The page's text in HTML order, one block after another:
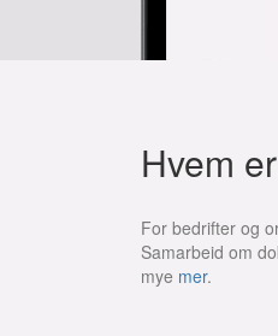
Hvem
For bedrifter og
Samarbeid om
mye mer.